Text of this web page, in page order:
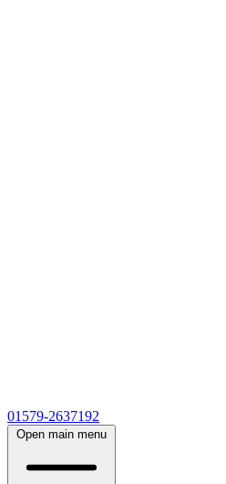
01579-2637192
Open main menu